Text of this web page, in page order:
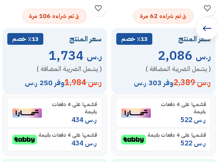
تم شراءه 62 مرة
سعر المنتج ٪13 خصم
ر.س
( يشمل الضريبة المضافة )
ر.س2,389 وفر 303 ر.س
قسّمها على 4 دفعات
بقيمة
ر.س
قسّمها على 4 دفعات بقيمة
ر.س
تم شراءه 106 مرة
سعر المنتج ٪13 خصم
ر.س
( يشمل الضريبة المضافة )
ر.س1,984 وفر 250 ر.س
قسّمها على 4 دفعات
بقيمة
ر.س
قسّمها على 4 دفعات بقيمة
ر.س